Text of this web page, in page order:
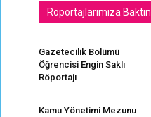
Röportajlarımıza
Gazetecilik Bölümü
Öğrencisi Engin Saklı
Röportajı
Kamu Yönetimi Mezunu